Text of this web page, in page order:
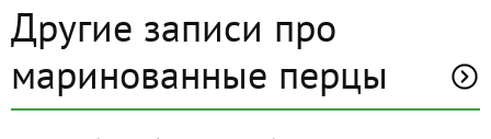
Другие записи про
маринованные перцы